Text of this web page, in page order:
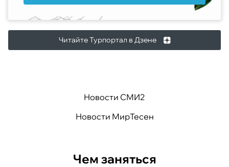
Читайте Турпортал в Дзене
Новости СМИ2
Новости МирТесен
Чем заняться